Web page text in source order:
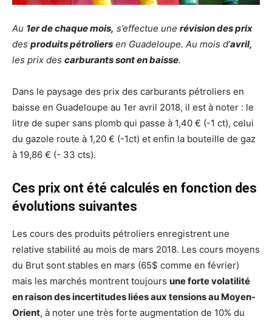
Au 1er de chaque mois, s’effectue une révision des prix
des produits pétroliers en Guadeloupe. Au mois d’avril,
les prix des carburants sont en baisse.
Dans le paysage des prix des carburants pétroliers en
baisse en Guadeloupe au 1er avril 2018, il est à noter : le
litre de super sans plomb qui passe à 1,40 € (-1 ct), celui
du gazole route à 1,20 € (-1ct) et enfin la bouteille de gaz
à 19,86 € (- 33 cts).
Ces prix ont été calculés en fonction des
évolutions suivantes
Les cours des produits pétroliers enregistrent une
relative stabilité au mois de mars 2018. Les cours moyens
du Brut sont stables en mars (65$ comme en février)
mais les marchés montrent toujours une forte volatilité
en raison des incertitudes liées aux tensions au Moyen-
Orient, à noter une très forte augmentation de 10% du